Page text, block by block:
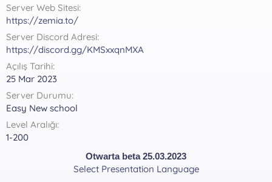
t
a
n
i
h
Server Web Sitesi
https://zemia.to/
Server Discord Adresi
https://discord.gg/KMSxxqnMXA
Açılış Tarihi
25 Mar 2023
Server Durumu
Easy New school
Level Aralığı
1-200
Otwarta beta 25.03.2023
Select Presentation Language